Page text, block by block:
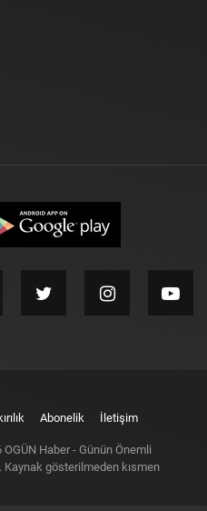
Abonelik İletişim
OGÜN Haber - Günün Önemli
. Kaynak gösterilmeden kısmen